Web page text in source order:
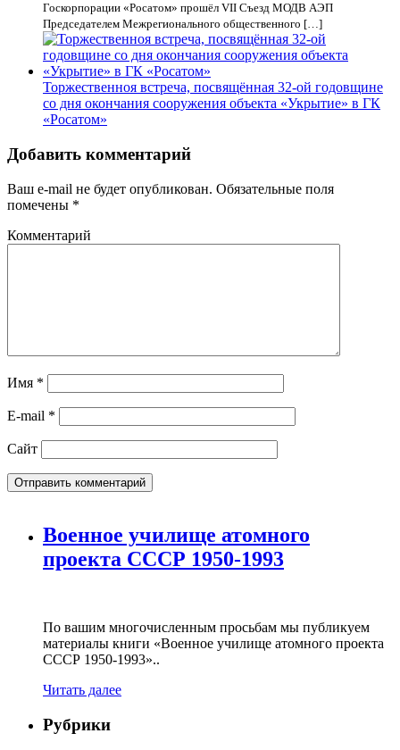
Госкорпорации «Росатом» прошёл VII Cъезд МОДВ АЭП
Председателем Межрегионального общественного […]
Торжественноя встреча, посвящённая 32-ой годовщине
со дня окончания сооружения объекта «Укрытие» в ГК
«Росатом»
Добавить комментарий
Ваш e-mail не будет опубликован. Обязательные поля
помечены *
Комментарий
Имя *
E-mail *
Сайт
Военное училище атомного
проекта СССР 1950-1993
По вашим многочисленным просьбам мы публикуем
материалы книги «Военное училище атомного проекта
СССР 1950-1993»..
Читать далее
Рубрики